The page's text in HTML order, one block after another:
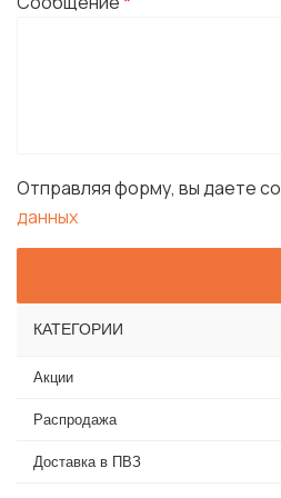
Отправляя форму, вы даете
данных
КАТЕГОРИИ
Акции
Распродажа
Доставка в ПВЗ